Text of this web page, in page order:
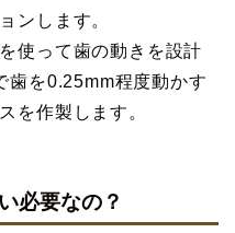
ンします。
使って歯の動きを設計
歯を0.25mm程度動かす
を作製します。
必要なの？